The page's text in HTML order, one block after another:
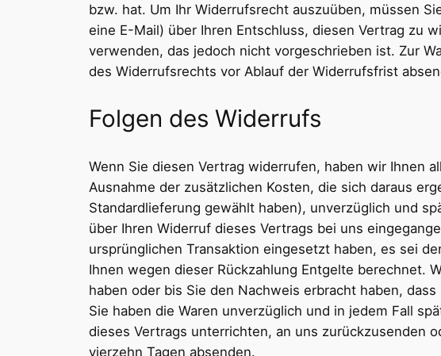
bzw. hat. Um Ihr Widerrufsrecht auszuüben, müssen
eine E-Mail) über Ihren Entschluss, diesen Vertrag zu
verwenden, das jedoch nicht vorgeschrieben ist. Zur
des Widerrufsrechts vor Ablauf der Widerrufsfrist
Folgen des Widerrufs
Wenn Sie diesen Vertrag widerrufen, haben wir Ihnen
Ausnahme der zusätzlichen Kosten, die sich daraus
Standardlieferung gewählt haben), unverzüglich und
über Ihren Widerruf dieses Vertrags bei uns
ursprünglichen Transaktion eingesetzt haben, es sei
Ihnen wegen dieser Rückzahlung Entgelte berechnet.
haben oder bis Sie den Nachweis erbracht haben,
Sie haben die Waren unverzüglich und in jedem Fall
dieses Vertrags unterrichten, an uns zurückzusenden
vierzehn Tagen absenden.